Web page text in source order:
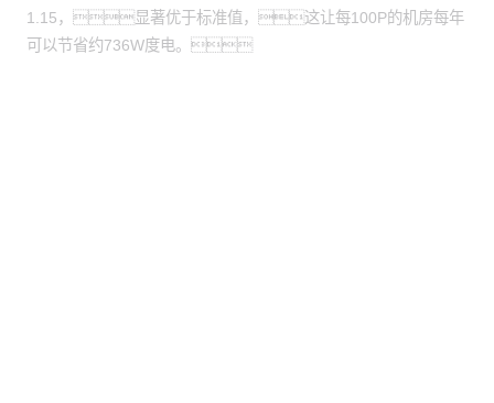
1.15，显著优于标准值，这让每100P的机房每年
可以节省约736W度电。